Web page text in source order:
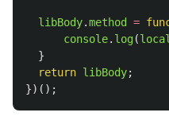
libBody.method =
console. log(
}
return libBody;
})();